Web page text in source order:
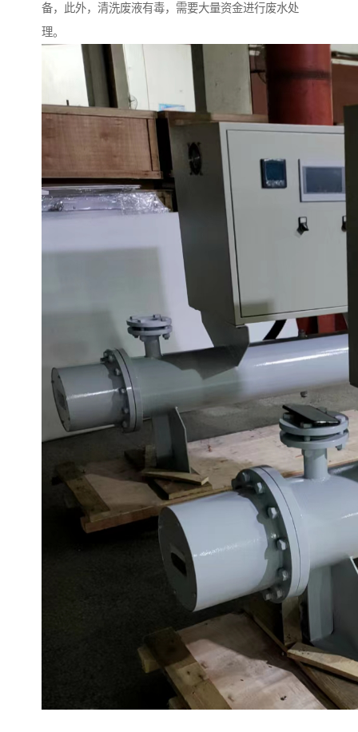
备，此外，清洗废液有毒，需要大量资金进行废水处
理。